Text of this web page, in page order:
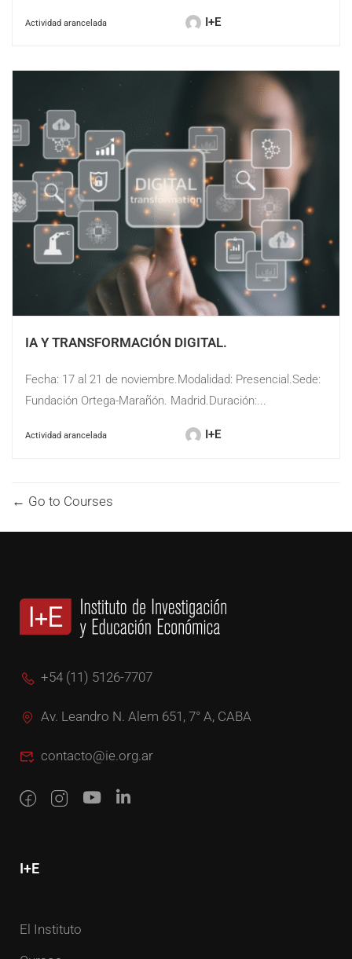
I+E
IA Y TRANSFORMACIÓN DIGITAL.
Fecha: 17 al 21 de noviembre.Modalidad: Presencial.Sede:
Fundación Ortega-Marañón. Madrid.Duración:...
I+E
Go to Courses
+54 (11) 5126-7707
Av. Leandro N. Alem 651, 7° A, CABA
contacto@ie.org.ar
I+E
El Instituto